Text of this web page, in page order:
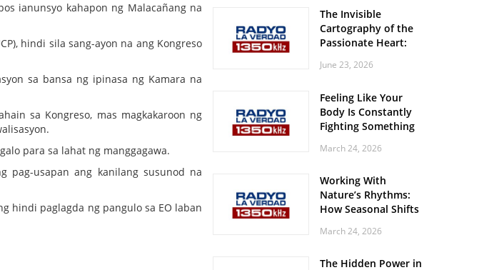
ianunsyo kahapon ng Malacañang na
hindi sila sang-ayon na ang Kongreso
sa bansa ng ipinasa ng Kamara na
sa Kongreso, mas magkakaroon ng
para sa lahat ng manggagawa.
pag-usapan ang kanilang susunod na
hindi paglagda ng pangulo sa EO laban
The Invisible
Cartography of the
Passionate Heart:
Spatial Solitude in
Roaring Stadiums
June 23, 2026
Feeling Like Your
Body Is Constantly
Fighting Something
Body Might Be
March 24, 2026
Working With
Nature’s Rhythms:
How Seasonal Shifts
and Vitality
March 24, 2026
The Hidden Power in